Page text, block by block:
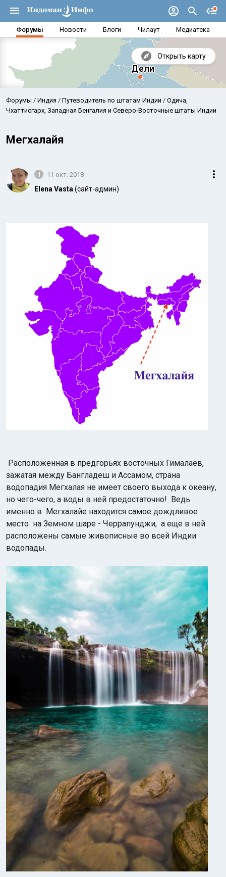
Форумы Новости Блоги Чилаут Медиатека
Открыть карту
Индийский океан
Форумы Индия Путеводитель по штатам Индии
Одича,
Чхаттисгарх, Западная Бенгалия и Северо-Восточные штаты Индии
Мегхалайя
1 11 окт. 2018
Elena Vasta (сайт-админ)
Расположенная в предгорьях восточных Гималаев,
зажатая между Бангладеш и Ассамом, страна
водопадия Мегхалая не имеет своего выхода к океану,
но чего-чего, а воды в ней предостаточно! Ведь
именно в Мегхалайе находится самое дождливое
место на Земном шаре - Черрапунджи, а еще в ней
расположены самые живописные во всей Индии
водопады.